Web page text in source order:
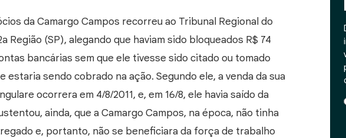
da Camargo Campos recorreu ao Tribunal Regional do
Região (SP), alegando que haviam sido bloqueados R$ 74
bancárias sem que ele tivesse sido citado ou tomado
estaria sendo cobrado na ação. Segundo ele, a venda da sua
ocorrera em 4/8/2011, e, em 16/8, ele havia saído da
ainda, que a Camargo Campos, na época, não tinha
e, portanto, não se beneficiara da força de trabalho